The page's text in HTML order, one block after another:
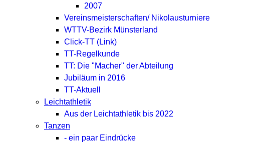
2007
Vereinsmeisterschaften/ Nikolausturniere
WTTV-Bezirk Münsterland
Click-TT (Link)
TT-Regelkunde
TT: Die "Macher" der Abteilung
Jubiläum in 2016
TT-Aktuell
Leichtathletik
Aus der Leichtathletik bis 2022
Tanzen
- ein paar Eindrücke